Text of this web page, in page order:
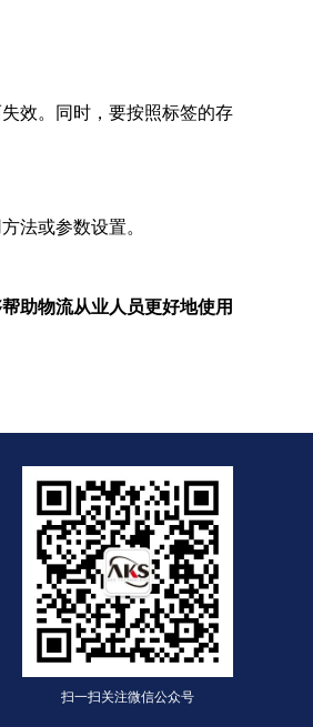
效。同时，要按照标签的存
法或参数设置。
助物流从业人员更好地使用
扫一扫关注微信公众号